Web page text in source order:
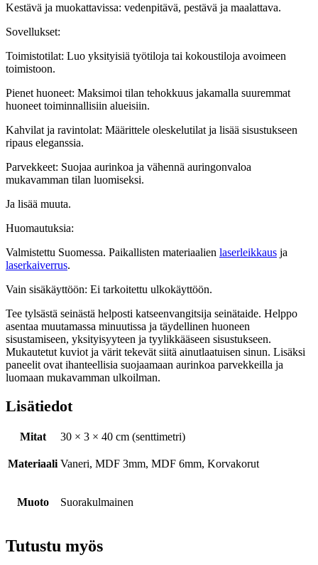
Kestävä ja muokattavissa: vedenpitävä, pestävä ja maalattava.
Sovellukset:
Toimistotilat: Luo yksityisiä työtiloja tai kokoustiloja avoimeen
toimistoon.
Pienet huoneet: Maksimoi tilan tehokkuus jakamalla suuremmat
huoneet toiminnallisiin alueisiin.
Kahvilat ja ravintolat: Määrittele oleskelutilat ja lisää sisustukseen
ripaus eleganssia.
Parvekkeet: Suojaa aurinkoa ja vähennä auringonvaloa
mukavamman tilan luomiseksi.
Ja lisää muuta.
Huomautuksia:
Valmistettu Suomessa. Paikallisten materiaalien laserleikkaus ja
laserkaiverrus.
Vain sisäkäyttöön: Ei tarkoitettu ulkokäyttöön.
Tee tylsästä seinästä helposti katseenvangitsija seinätaide. Helppo
asentaa muutamassa minuutissa ja täydellinen huoneen
sisustamiseen, yksityisyyteen ja tyylikkääseen sisustukseen.
Mukautetut kuviot ja värit tekevät siitä ainutlaatuisen sinun. Lisäksi
paneelit ovat ihanteellisia suojaamaan aurinkoa parvekkeilla ja
luomaan mukavamman ulkoilman.
Lisätiedot
Mitat 30 × 3 × 40 cm (senttimetri)
Materiaali Vaneri, MDF 3mm, MDF 6mm, Korvakorut
Muoto Suorakulmainen
Tutustu myös